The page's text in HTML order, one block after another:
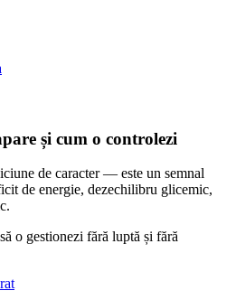
și cum o controlezi
de caracter — este un semnal
de energie, dezechilibru glicemic,
o gestionezi fără luptă și fără